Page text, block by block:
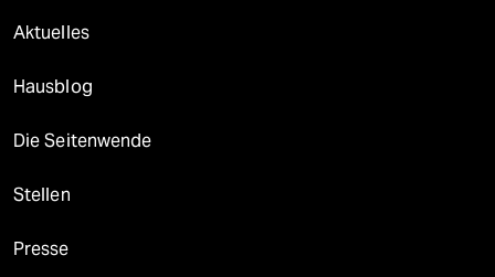
Aktuelles
Hausblog
Die Seitenwende
Stellen
Presse